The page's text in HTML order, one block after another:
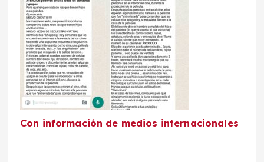
Con información de medios internacionales